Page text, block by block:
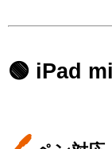
🟢 iPad